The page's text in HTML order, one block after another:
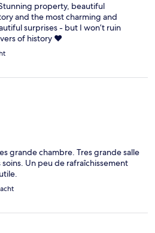
property, beautiful
and the most charming and
surprises - but I won’t ruin
of history ❤️
grande chambre. Tres grande salle
Un peu de rafraîchissement